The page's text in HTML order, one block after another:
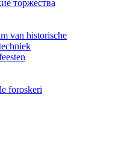
торжества
van historische
foroskeri